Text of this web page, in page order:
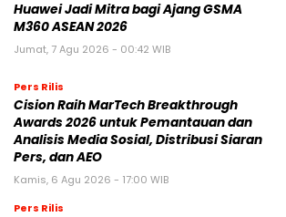
Huawei Jadi Mitra bagi Ajang GSMA
M360 ASEAN 2026
Jumat, 7 Agu 2026 - 00:42 WIB
Pers Rilis
Cision Raih MarTech Breakthrough
Awards 2026 untuk Pemantauan dan
Analisis Media Sosial, Distribusi Siaran
Pers, dan AEO
Kamis, 6 Agu 2026 - 17:00 WIB
Pers Rilis